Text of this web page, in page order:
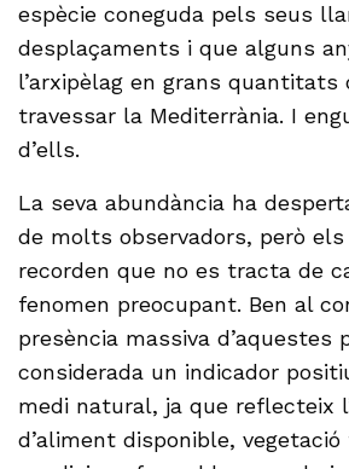
espècie coneguda pels seus
desplaçaments i que alguns
l’arxipèlag en grans quantitats
travessar la Mediterrània. I
d’ells.
La seva abundància ha
de molts observadors, però
recorden que no es tracta de
fenomen preocupant. Ben al
presència massiva d’aquestes
considerada un indicador
medi natural, ja que reflecteix
d’aliment disponible,